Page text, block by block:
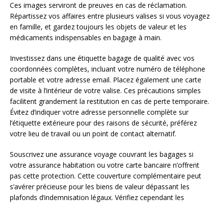
Ces images serviront de preuves en cas de réclamation.
Répartissez vos affaires entre plusieurs valises si vous voyagez
en famille, et gardez toujours les objets de valeur et les
médicaments indispensables en bagage à main.
Investissez dans une étiquette bagage de qualité avec vos
coordonnées complètes, incluant votre numéro de téléphone
portable et votre adresse email. Placez également une carte
de visite à l’intérieur de votre valise. Ces précautions simples
facilitent grandement la restitution en cas de perte temporaire.
Évitez d’indiquer votre adresse personnelle complète sur
l’étiquette extérieure pour des raisons de sécurité, préférez
votre lieu de travail ou un point de contact alternatif.
Souscrivez une assurance voyage couvrant les bagages si
votre assurance habitation ou votre carte bancaire n’offrent
pas cette protection. Cette couverture complémentaire peut
s’avérer précieuse pour les biens de valeur dépassant les
plafonds d’indemnisation légaux. Vérifiez cependant les